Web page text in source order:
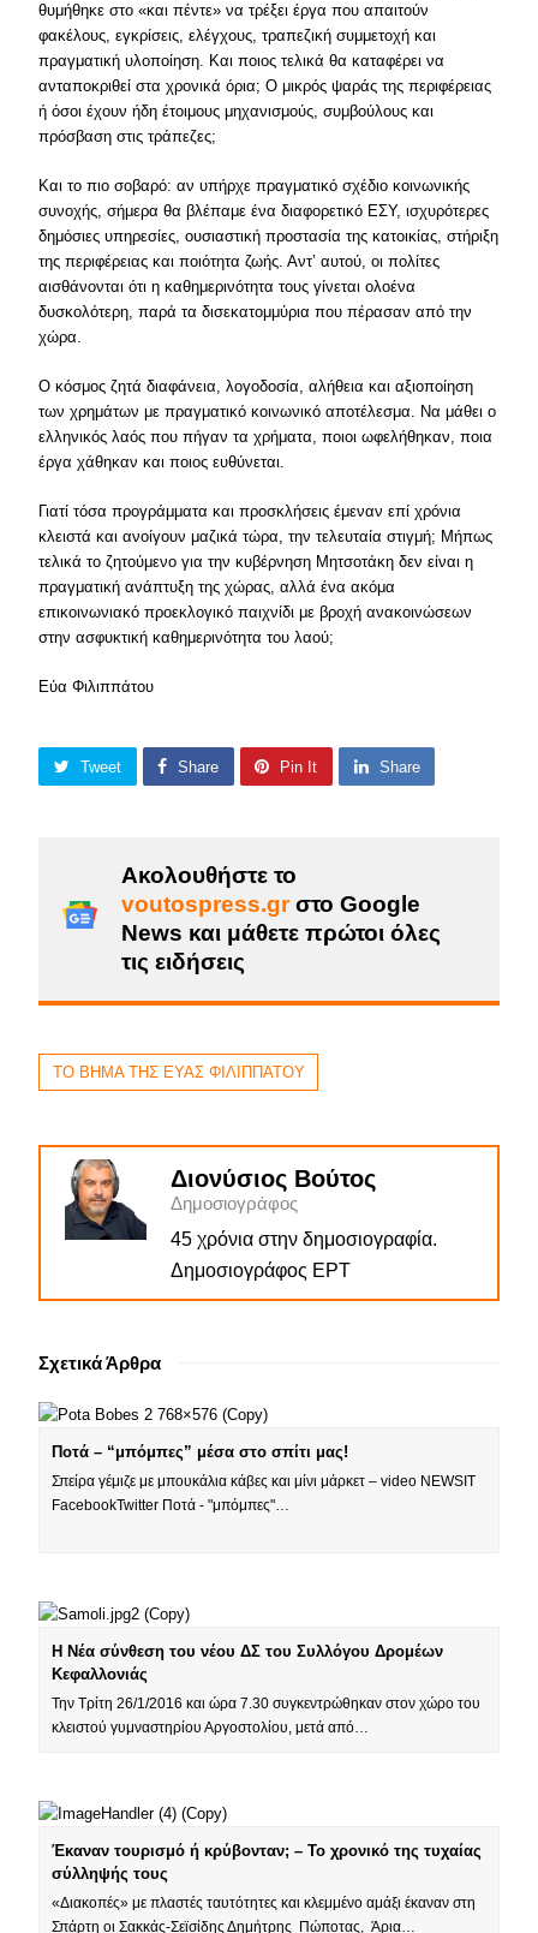
θυμήθηκε στο «και πέντε» να τρέξει έργα που απαιτούν
φακέλους, εγκρίσεις, ελέγχους, τραπεζική συμμετοχή και
πραγματική υλοποίηση. Και ποιος τελικά θα καταφέρει να
ανταποκριθεί στα χρονικά όρια; Ο μικρός ψαράς της περιφέρειας
ή όσοι έχουν ήδη έτοιμους μηχανισμούς, συμβούλους και
πρόσβαση στις τράπεζες;
Και το πιο σοβαρό: αν υπήρχε πραγματικό σχέδιο κοινωνικής
συνοχής, σήμερα θα βλέπαμε ένα διαφορετικό ΕΣΥ, ισχυρότερες
δημόσιες υπηρεσίες, ουσιαστική προστασία της κατοικίας, στήριξη
της περιφέρειας και ποιότητα ζωής. Αντ’ αυτού, οι πολίτες
αισθάνονται ότι η καθημερινότητα τους γίνεται ολοένα
δυσκολότερη, παρά τα δισεκατομμύρια που πέρασαν από την
χώρα.
Ο κόσμος ζητά διαφάνεια, λογοδοσία, αλήθεια και αξιοποίηση
των χρημάτων με πραγματικό κοινωνικό αποτέλεσμα. Να μάθει ο
ελληνικός λαός που πήγαν τα χρήματα, ποιοι ωφελήθηκαν, ποια
έργα χάθηκαν και ποιος ευθύνεται.
Γιατί τόσα προγράμματα και προσκλήσεις έμεναν επί χρόνια
κλειστά και ανοίγουν μαζικά τώρα, την τελευταία στιγμή; Μήπως
τελικά το ζητούμενο για την κυβέρνηση Μητσοτάκη δεν είναι η
πραγματική ανάπτυξη της χώρας, αλλά ένα ακόμα
επικοινωνιακό προεκλογικό παιχνίδι με βροχή ανακοινώσεων
στην ασφυκτική καθημερινότητα του λαού;
Εύα Φιλιππάτου
Tweet Share Pin It Share
Ακολουθήστε το
voutospress.grστο Google
News και μάθετε πρώτοι όλες
τις ειδήσεις
ΤΟ ΒΗΜΑ ΤΗΣ ΕΥΑΣ ΦΙΛΙΠΠΑΤΟΥ
Διονύσιος Βούτος
Δημοσιογράφος
45 χρόνια στην δημοσιογραφία.
Δημοσιογράφος ΕΡΤ
Σχετικά Άρθρα
Ποτά – “μπόμπες” μέσα στο σπίτι μας!
Σπείρα γέμιζε με μπουκάλια κάβες και μίνι μάρκετ – video NEWSIT
FacebookTwitter Ποτά - "μπόμπες"…
Η Νέα σύνθεση του νέου ΔΣ του Συλλόγου Δρομέων
Κεφαλλονιάς
Την Τρίτη 26/1/2016 και ώρα 7.30 συγκεντρώθηκαν στον χώρο του
κλειστού γυμναστηρίου Αργοστολίου, μετά από…
Έκαναν τουρισμό ή κρύβονταν; – Το χρονικό της τυχαίας
σύλληψής τους
«Διακοπές» με πλαστές ταυτότητες και κλεμμένο αμάξι έκαναν στη
Σπάρτη οι Σακκάς-Σεϊσίδης Δημήτρης Πώποτας, Άρια…